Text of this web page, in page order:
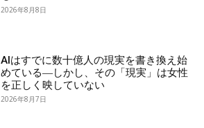
2026年8月8日
AIはすでに数十億人の現実を書き換え始
めている―しかし、その「現実」は女性
を正しく映していない
2026年8月7日